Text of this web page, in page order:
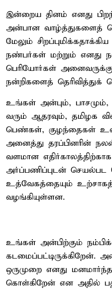
இன்றைய தினம் எனது
அன்பான வாழ்த்துகளைத்
மேலும்
நண்பர்கள் மற்றும் எனது
பெரியோர்கள்
நன்றிகளைத் தெரிவித்துக்
உங்கள் அன்பும்,
வரும் ஆதரவும், தமிழக
பெண்கள், குழந்தைகள்
அனைத்து தரப்பினரின்
வளமான
அர்ப்பணிப்புடன் செயல்பட
உத்வேகத்தையும்
வழங்கியுள்ளன.
உங்கள் அன்பிற்கும்
கடமைப்பட்டிருக்கிறேன்.
ஒருமுறை எனது
கொள்கிறேன் என அதில்